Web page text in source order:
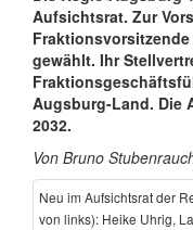
Aufsichts­rat. Zur
gewählt. Ihr
Augsburg-Land. Die
2032.
Von Bruno
Neu im Aufsichtsrat der
von links): Heike Uhrig,